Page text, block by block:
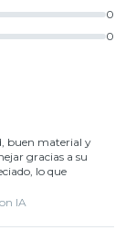
0
0
buen material y
gracias a su
lo que
IA